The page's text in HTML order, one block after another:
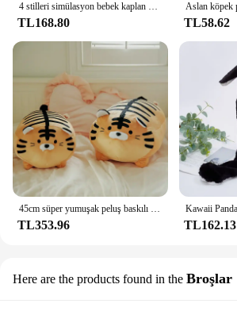
4 stilleri simülasyon bebek kaplan peluş oyuncak dolması yumuşak vahşi hayvan orman kaplan yastık bebekler çocuklar için erkek doğum günü hediyeleri Valentin
TL168.80 TL58.62
45cm süper yumuşak peluş baskılı yağ yuvarlak kaplan oyuncak dolması kaplan desen atmak yastık Zebra çizgili domuz atmak yastık yatak yastık
TL353.96 TL162.13
Here are the products found in the Broşlar